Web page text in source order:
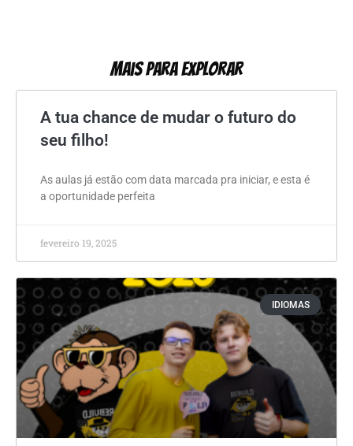
Mais Para Explorar
A tua chance de mudar o futuro do
seu filho!
As aulas já estão com data marcada pra iniciar, e esta é
a oportunidade perfeita
fevereiro 19, 2025
IDIOMAS